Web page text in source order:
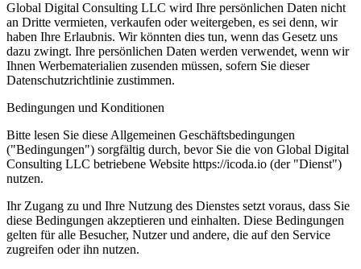
Global Digital Consulting LLC wird Ihre persönlichen Daten nicht
an Dritte vermieten, verkaufen oder weitergeben, es sei denn, wir
haben Ihre Erlaubnis. Wir könnten dies tun, wenn das Gesetz uns
dazu zwingt. Ihre persönlichen Daten werden verwendet, wenn wir
Ihnen Werbematerialien zusenden müssen, sofern Sie dieser
Datenschutzrichtlinie zustimmen.
Bedingungen und Konditionen
Bitte lesen Sie diese Allgemeinen Geschäftsbedingungen
("Bedingungen") sorgfältig durch, bevor Sie die von Global Digital
Consulting LLC betriebene Website https://icoda.io (der "Dienst")
nutzen.
Ihr Zugang zu und Ihre Nutzung des Dienstes setzt voraus, dass Sie
diese Bedingungen akzeptieren und einhalten. Diese Bedingungen
gelten für alle Besucher, Nutzer und andere, die auf den Service
zugreifen oder ihn nutzen.